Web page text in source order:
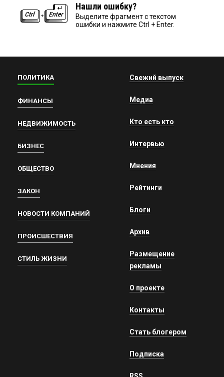
Нашли ошибку?
Выделите фрагмент с текстом
ошибки и нажмите Ctrl + Enter.
ПОЛИТИКА
ФИНАНСЫ
НЕДВИЖИМОСТЬ
БИЗНЕС
ОБЩЕСТВО
ЗАКОН
НОВОСТИ КОМПАНИЙ
ПРОИСШЕСТВИЯ
СТИЛЬ ЖИЗНИ
Свежий выпуск
Медиа
Кто есть кто
Интервью
Мнения
Рейтинги
Блоги
Архив
Размещение
рекламы
О проекте
Контакты
Стать блогером
Подписка